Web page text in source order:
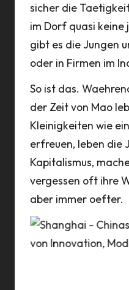
sicher die
im Dorf quasi keine
gibt es die Jungen
oder in Firmen im
So ist das.
der Zeit von Mao
Kleinigkeiten wie
erfreuen, leben die
Kapitalismus,
vergessen oft ihre
aber immer oefter.